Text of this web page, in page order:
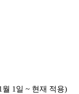
1일 ~ 현재 적용)